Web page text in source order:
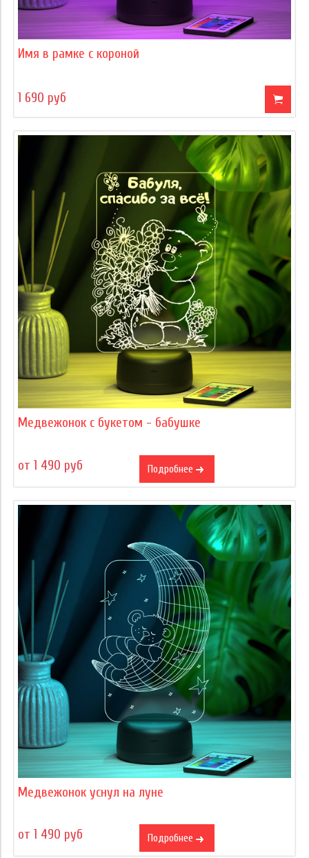
Имя в рамке с короной
1 690 руб
Медвежонок с букетом - бабушке
от 1 490 руб Подробнее
Медвежонок уснул на луне
от 1 490 руб Подробнее